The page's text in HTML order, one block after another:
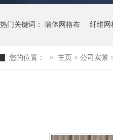
热门关键词： 墙体网格布 纤维网
您的位置： > 主页 > 公司实景